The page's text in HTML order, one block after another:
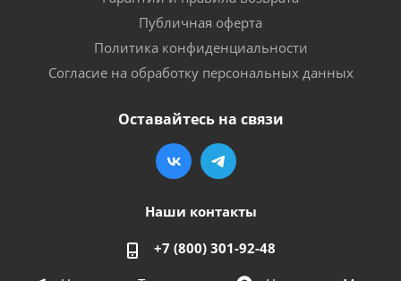
Публичная оферта
Политика конфиденциальности
Согласие на обработку персональных данных
Оставайтесь на связи
Наши контакты
+7 (800) 301-92-48